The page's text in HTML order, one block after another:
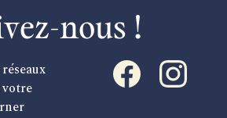
nous !
votre